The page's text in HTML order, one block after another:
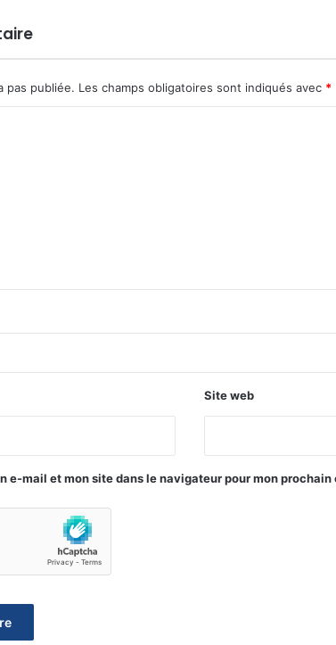
pas publiée. Les champs obligatoires sont indiqués avec *
Site web
e-mail et mon site dans le navigateur pour mon